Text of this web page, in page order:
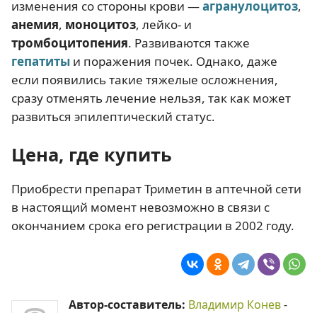
изменения со стороны крови —агранулоцитоз,
анемия, моноцитоз, лейко- и
тромбоцитопения. Развиваются также
гепатиты и поражения почек. Однако, даже
если появились такие тяжелые осложнения,
сразу отменять лечение нельзя, так как может
развиться эпилептический статус.
Цена, где купить
Приобрести препарат Триметин в аптечной сети
в настоящий момент невозможно в связи с
окончанием срока его регистрации в 2002 году.
Автор-составитель: Владимир Конев-